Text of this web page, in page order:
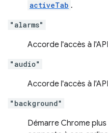
activeTab .
"alarms"
Accorde l'accès à l'API
"audio"
Accorde l'accès à l'API
"background"
Démarre Chrome